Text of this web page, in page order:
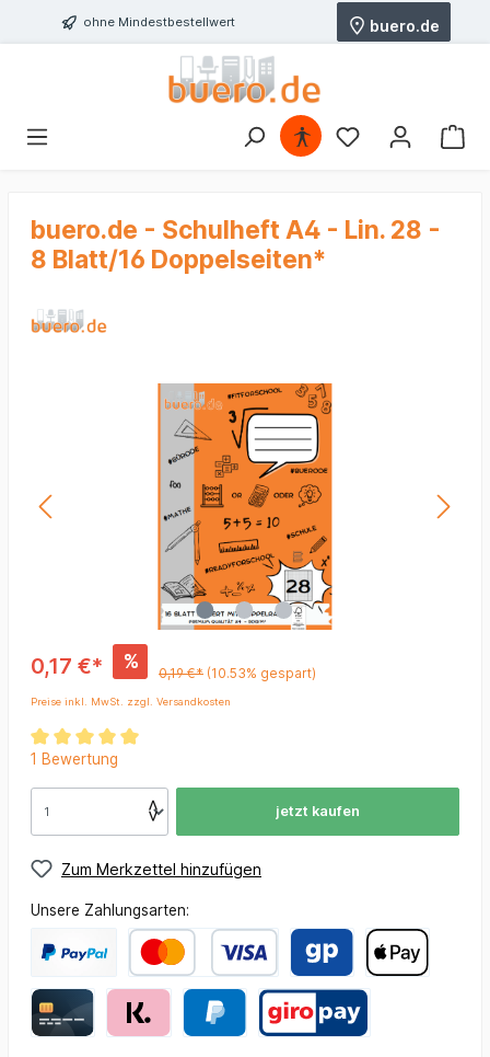
ohne Mindestbestellwert buero.de
buero.de - Schulheft A4 - Lin. 28 -
8 Blatt/16 Doppelseiten*
0,17 €* %
0,19 €* (10.53% gespart)
Preise inkl. MwSt. zzgl. Versandkosten
1 Bewertung
jetzt kaufen
Zum Merkzettel hinzufügen
Unsere Zahlungsarten: